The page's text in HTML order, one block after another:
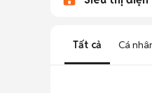
Tất cả Cá